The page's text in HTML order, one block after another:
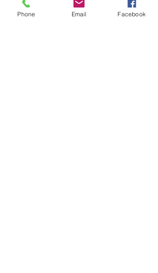
Phone Email Facebook